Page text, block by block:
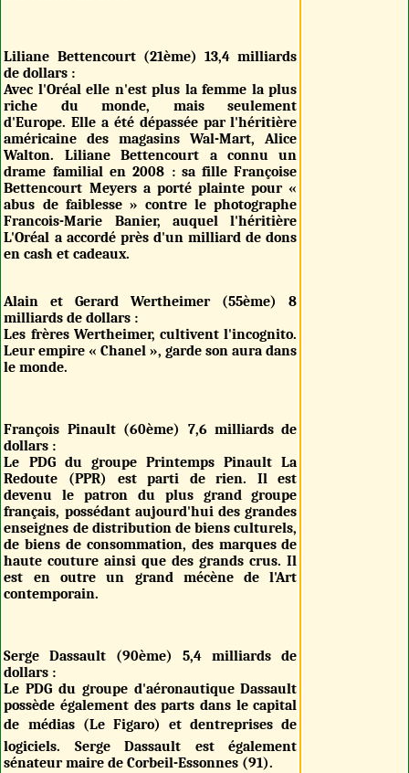
Liliane Bettencourt (21ème) 13,4 milliards
de dollars :
Avec l'Oréal elle n'est plus la femme la plus
riche du monde, mais seulement
d'Europe. Elle a été dépassée par l'héritière
américaine des magasins Wal-Mart, Alice
Walton. Liliane Bettencourt a connu un
drame familial en 2008 : sa fille Françoise
Bettencourt Meyers a porté plainte pour «
abus de faiblesse » contre le photographe
Francois-Marie Banier, auquel l'héritière
L'Oréal a accordé près d'un milliard de dons
en cash et cadeaux.
Alain et Gerard Wertheimer (55ème) 8
milliards de dollars :
Les frères Wertheimer, cultivent l'incognito.
Leur empire « Chanel », garde son aura dans
le monde.
François Pinault (60ème) 7,6 milliards de
dollars :
Le PDG du groupe Printemps Pinault La
Redoute (PPR) est parti de rien. Il est
devenu le patron du plus grand groupe
français, possédant aujourd'hui des grandes
enseignes de distribution de biens culturels,
de biens de consommation, des marques de
haute couture ainsi que des grands crus. Il
est en outre un grand mécène de l'Art
contemporain.
Serge Dassault (90ème) 5,4 milliards de
dollars :
Le PDG du groupe d'aéronautique Dassault
possède également des parts dans le capital
de médias (Le Figaro) et dentreprises de
logiciels. Serge Dassault est également
sénateur maire de Corbeil-Essonnes (91).